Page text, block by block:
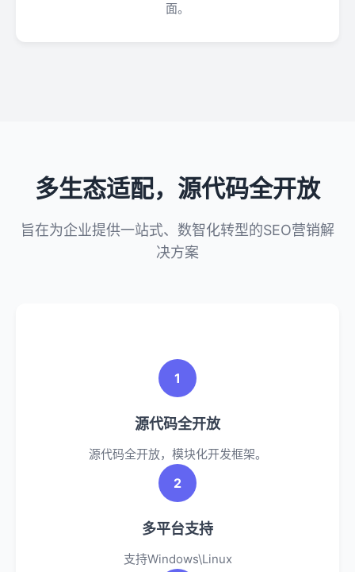
面。
多生态适配，源代码全开放
旨在为企业提供一站式、数智化转型的SEO营销解
决方案
1
源代码全开放
源代码全开放，模块化开发框架。
2
多平台支持
支持Windows\Linux